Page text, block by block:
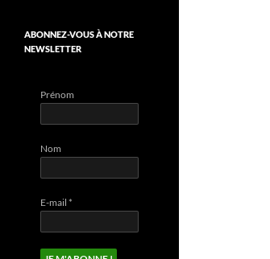
ABONNEZ-VOUS À NOTRE
NEWSLETTER
Prénom
Nom
E-mail *